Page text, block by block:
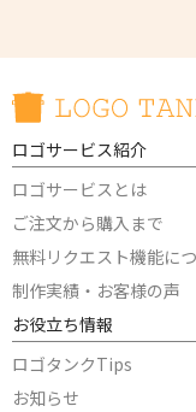
ロゴサービス紹介
ロゴサービスとは
ご注文から購入まで
無料リクエスト機能に
制作実績・お客様の声
お役立ち情報
ロゴタンクTips
お知らせ